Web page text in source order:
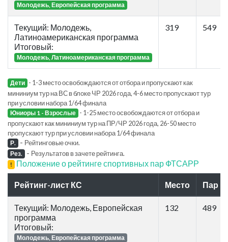
Молодежь, Европейская программа
Текущий: Молодежь,
Латиноамериканская программа
Итоговый:
Молодежь, Латиноамериканская программа
319 549
Дети - 1-3 место освобождаются от отбора и пропускают как
мининиум тур на ВС в блоке ЧР 2026 года, 4-6 место пропускают тур
при условии набора 1/64 финала
Юниоры 1 - Взрослые - 1-25 место освобождаются от отбора и
пропускают как мининиум тур на ПР/ЧР 2026 года, 26-50 место
пропускают тур при условии набора 1/64 финала
Р. - Рейтинговые очки.
Рез. - Результатов в зачете рейтинга.
! Положение о рейтинге спортивных пар ФТСАРР
Рейтинг-лист КС Место Пар
Текущий: Молодежь, Европейская
программа
Итоговый:
Молодежь, Европейская программа
132 489